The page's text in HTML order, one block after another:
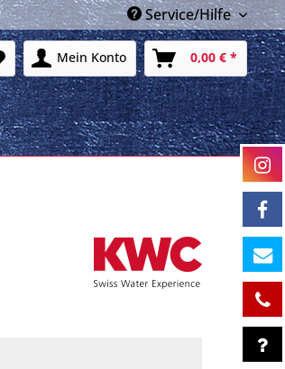
Service/Hilfe
Mein Konto 0,00 € *